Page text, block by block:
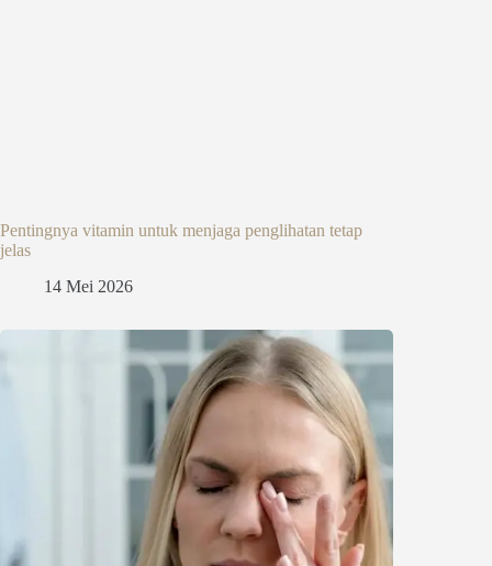
Pentingnya vitamin untuk menjaga penglihatan tetap
jelas
14 Mei 2026